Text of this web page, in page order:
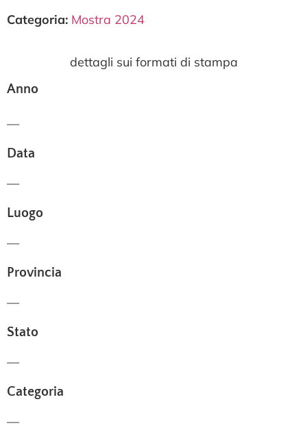
Categoria: Mostra 2024
dettagli sui formati di stampa
Anno
—
Data
—
Luogo
—
Provincia
—
Stato
—
Categoria
—